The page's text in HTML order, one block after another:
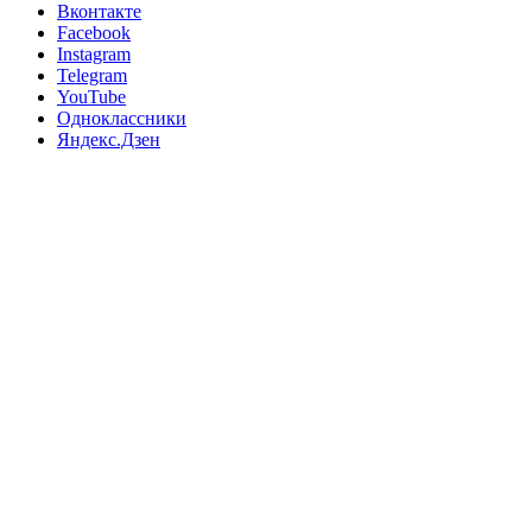
Вконтакте
Facebook
Instagram
Telegram
YouTube
Одноклассники
Яндекс.Дзен